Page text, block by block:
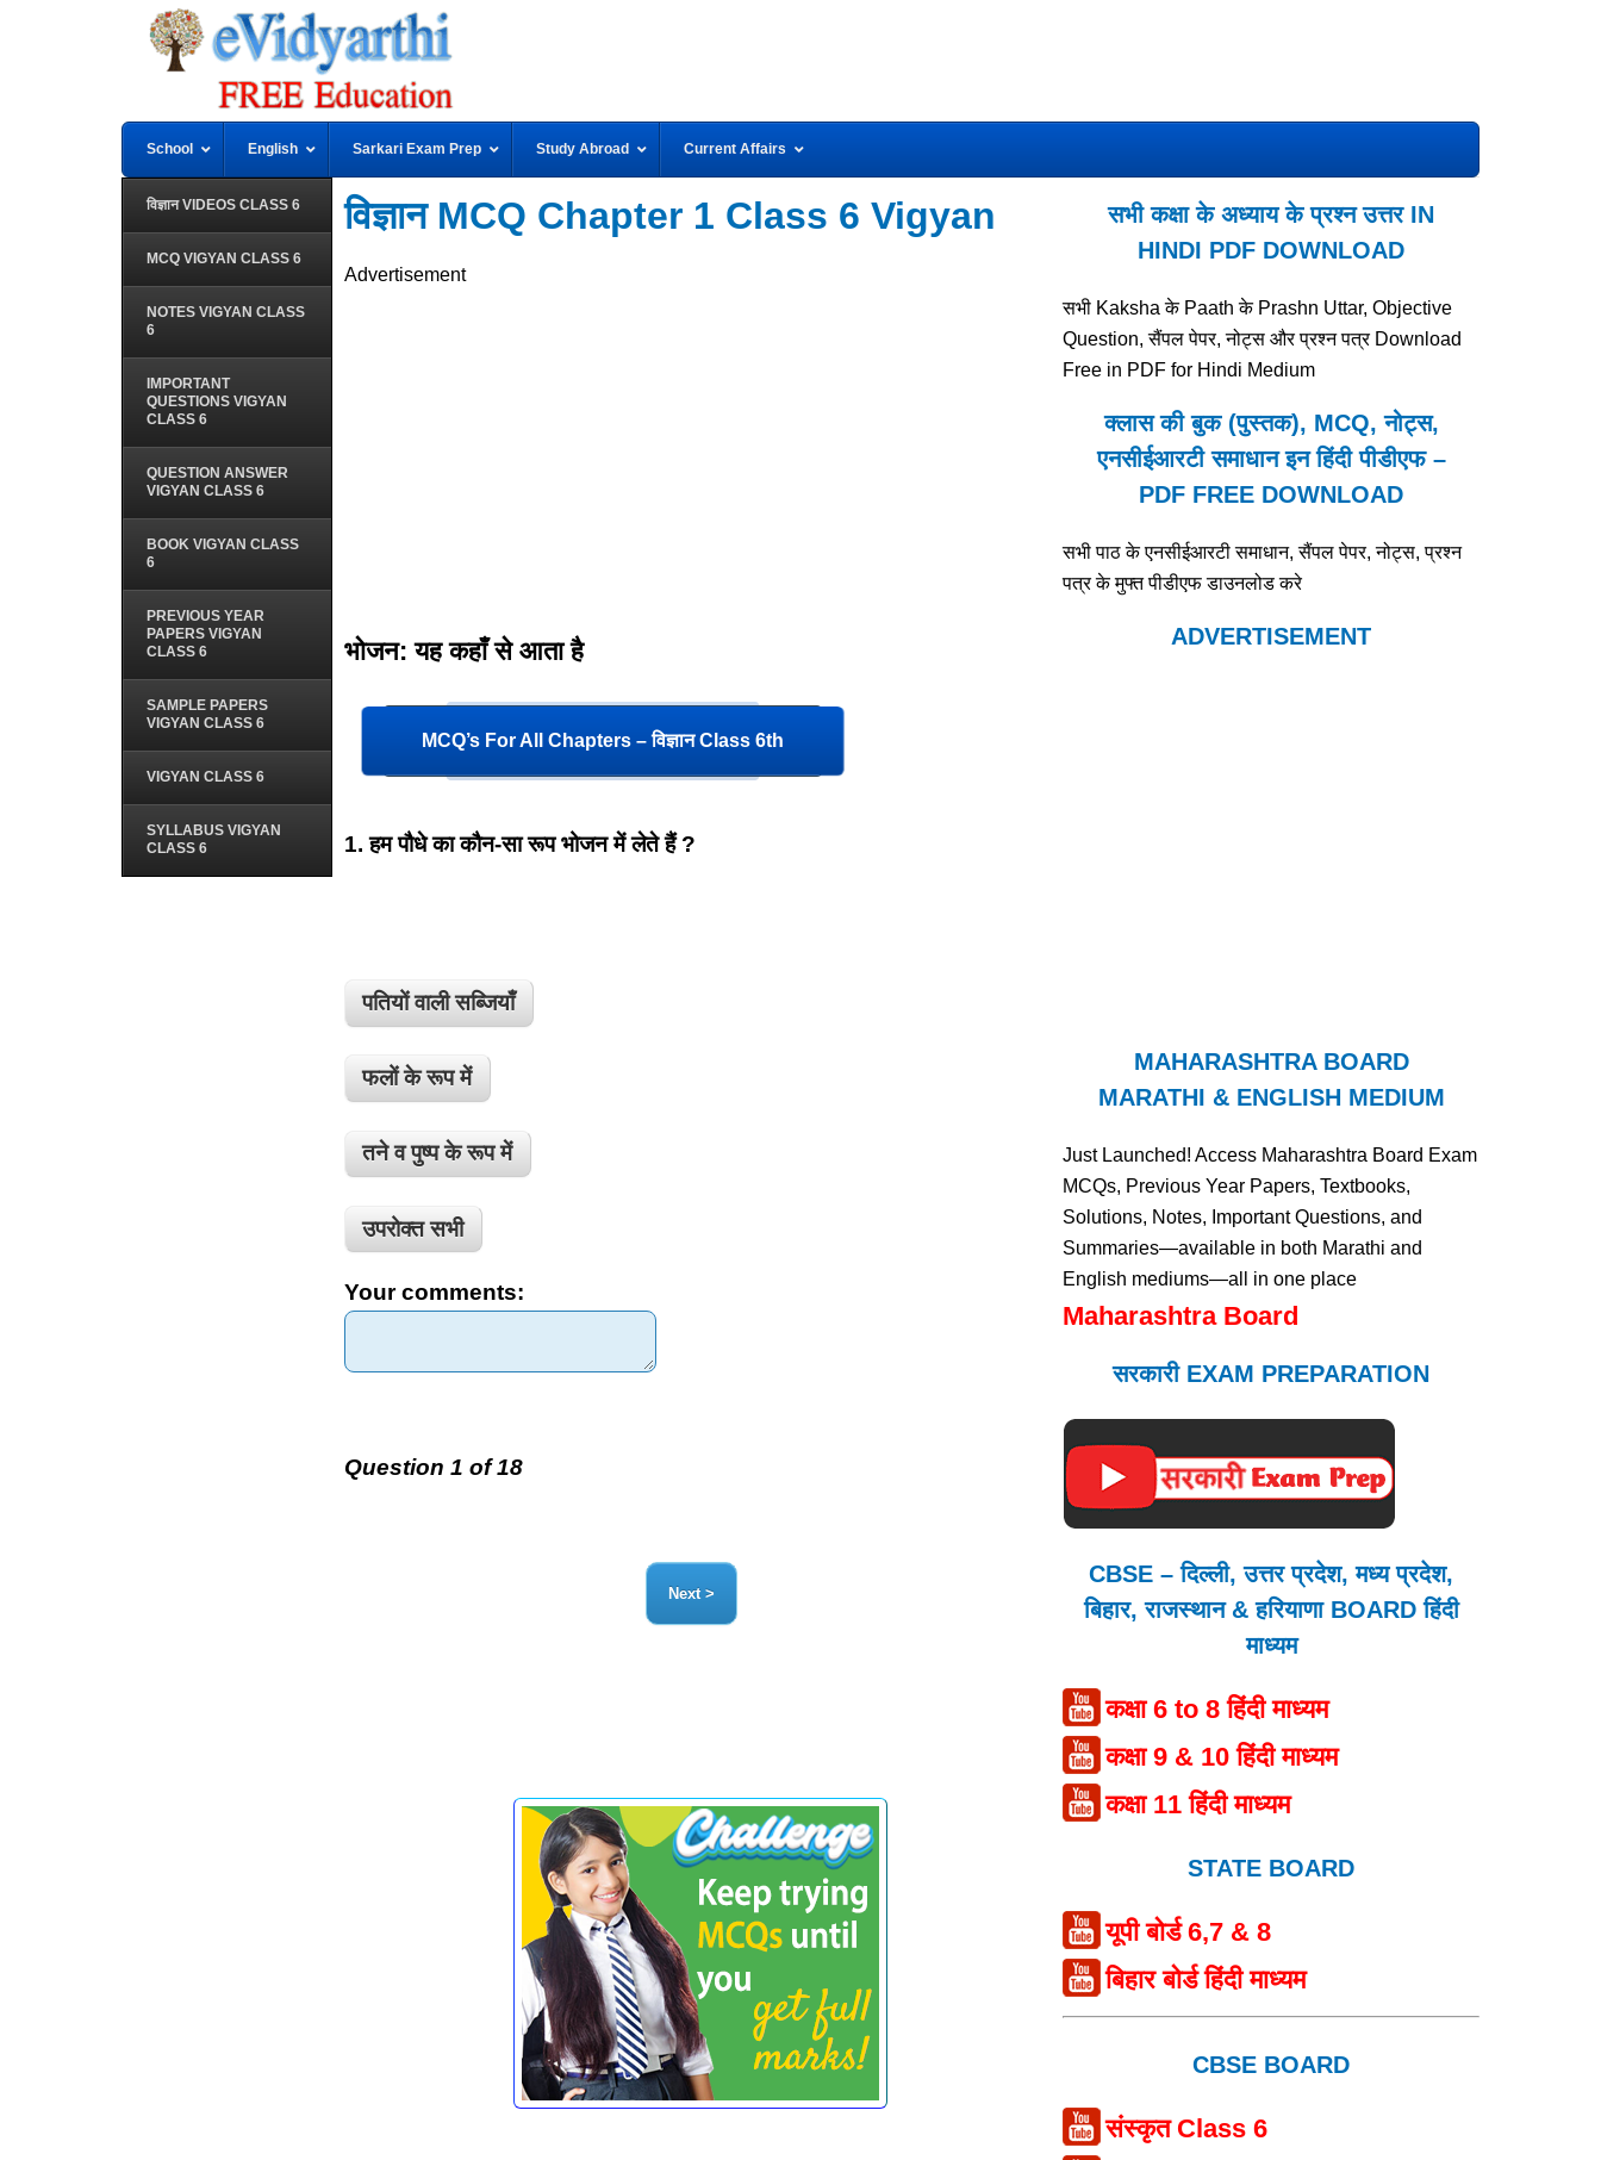
School English Sarkari Exam Prep Study Abroad Current Affairs
विज्ञान VIDEOS CLASS 6
MCQ VIGYAN CLASS 6
NOTES VIGYAN CLASS
6
IMPORTANT
QUESTIONS VIGYAN
CLASS 6
QUESTION ANSWER
VIGYAN CLASS 6
BOOK VIGYAN CLASS
6
PREVIOUS YEAR
PAPERS VIGYAN
CLASS 6
SAMPLE PAPERS
VIGYAN CLASS 6
VIGYAN CLASS 6
SYLLABUS VIGYAN
CLASS 6
विज्ञान MCQ Chapter 1 Class 6 Vigyan
Advertisement
भोजन: यह कहाँ से आता है
MCQ’s For All Chapters – विज्ञान Class 6th
1.हम पौधे का कौन-सा रूप भोजन में लेते हैं ?
पतियों वाली सब्जियाँ
फलों के रूप में
तने व पुष्प के रूप में
उपरोक्त सभी
Your comments:
Question 1 of 18
सभी कक्षा के अध्याय के प्रश्न उत्तर IN
HINDI PDF DOWNLOAD
सभी Kaksha के Paath के Prashn Uttar, Objective
Question, सैंपल पेपर, नोट्स और प्रश्न पत्र Download
Free in PDF for Hindi Medium
क्लास की बुक (पुस्तक), MCQ, नोट्स,
एनसीईआरटी समाधान इन हिंदी पीडीएफ –
PDF FREE DOWNLOAD
सभी पाठ के एनसीईआरटी समाधान, सैंपल पेपर, नोट्स, प्रश्न
पत्र के मुफ्त पीडीएफ डाउनलोड करे
ADVERTISEMENT
MAHARASHTRA BOARD
MARATHI & ENGLISH MEDIUM
Just Launched! Access Maharashtra Board Exam
MCQs, Previous Year Papers, Textbooks,
Solutions, Notes, Important Questions, and
Summaries—available in both Marathi and
English mediums—all in one place
Maharashtra Board
सरकारी EXAM PREPARATION
CBSE – दिल्ली, उत्तर प्रदेश, मध्य प्रदेश,
बिहार, राजस्थान & हरियाणा BOARD हिंदी
माध्यम
कक्षा 6 to 8 हिंदी माध्यम
कक्षा 9 & 10 हिंदी माध्यम
कक्षा 11 हिंदी माध्यम
STATE BOARD
यूपी बोर्ड 6,7 & 8
बिहार बोर्ड हिंदी माध्यम
CBSE BOARD
संस्कृत Class 6